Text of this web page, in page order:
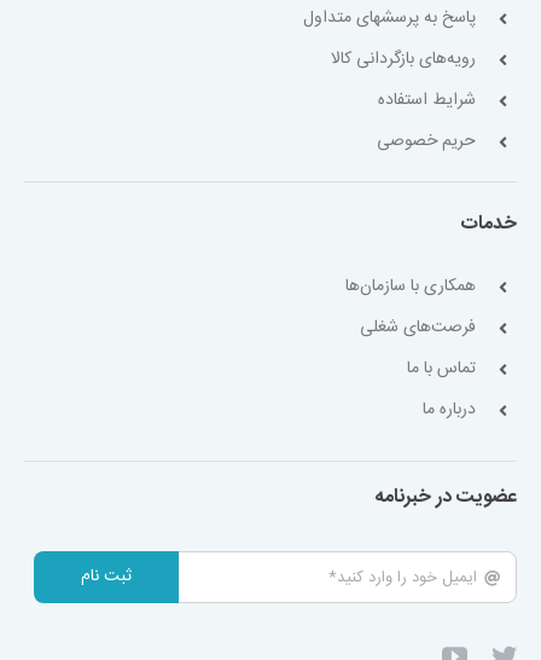
پاسخ به پرسشهای متداول
رویه‌های بازگردانی کالا
شرایط استفاده
حریم خصوصی
خدمات
همکاری با سازمان‌ها
فرصت‌های شغلی
تماس با ما
درباره ما
عضویت در خبرنامه
ثبت نام